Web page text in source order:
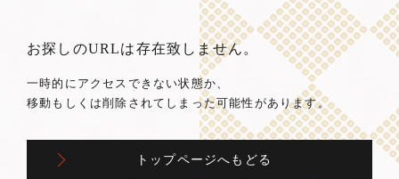
お探しのURLは存在致しません。
一時的にアクセスできない状態か、
移動もしくは削除されてしまった可能性があります。
トップページへもどる